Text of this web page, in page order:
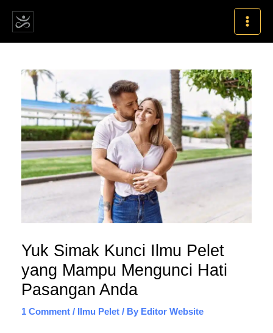
Yuk Simak Kunci Ilmu Pelet
yang Mampu Mengunci Hati
Pasangan Anda
1 Comment / Ilmu Pelet/ By Editor Website
navigation